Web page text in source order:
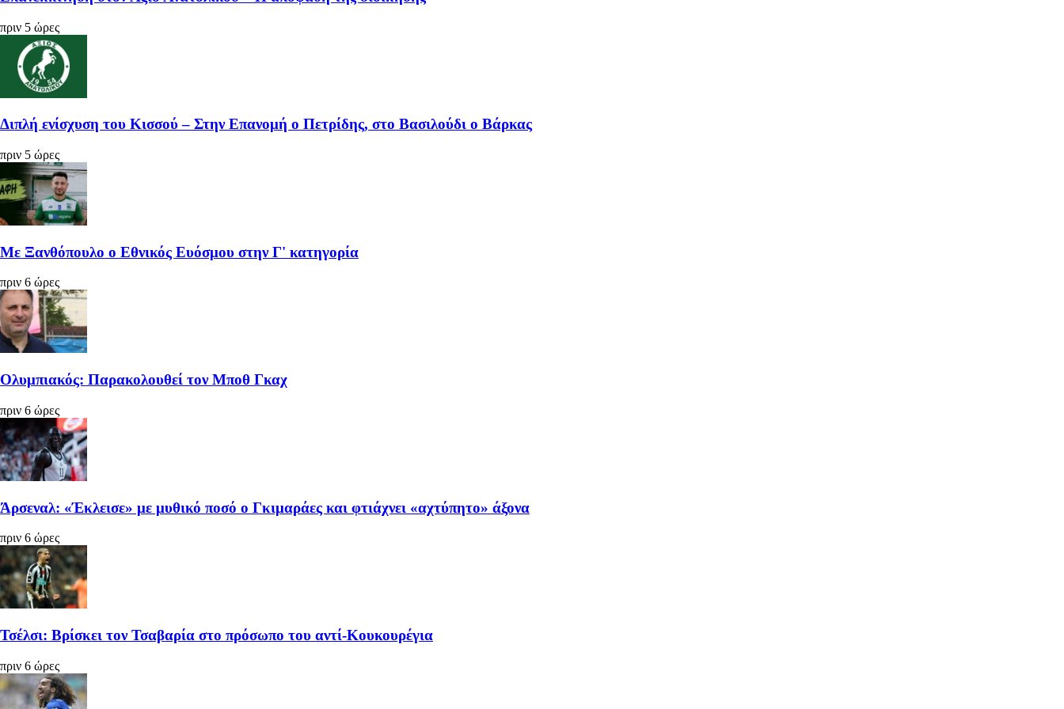
πριν 5 ώρες
Διπλή ενίσχυση του Κισσού – Στην Επανομή ο Πετρίδης, στο Βασιλούδι ο Βάρκας
πριν 5 ώρες
Με Ξανθόπουλο ο Εθνικός Ευόσμου στην Γ' κατηγορία
πριν 6 ώρες
Ολυμπιακός: Παρακολουθεί τον Μποθ Γκαχ
πριν 6 ώρες
Άρσεναλ: «Έκλεισε» με μυθικό ποσό ο Γκιμαράες και φτιάχνει «αχτύπητο» άξονα
πριν 6 ώρες
Τσέλσι: Βρίσκει τον Τσαβαρία στο πρόσωπο του αντί-Κουκουρέγια
πριν 6 ώρες